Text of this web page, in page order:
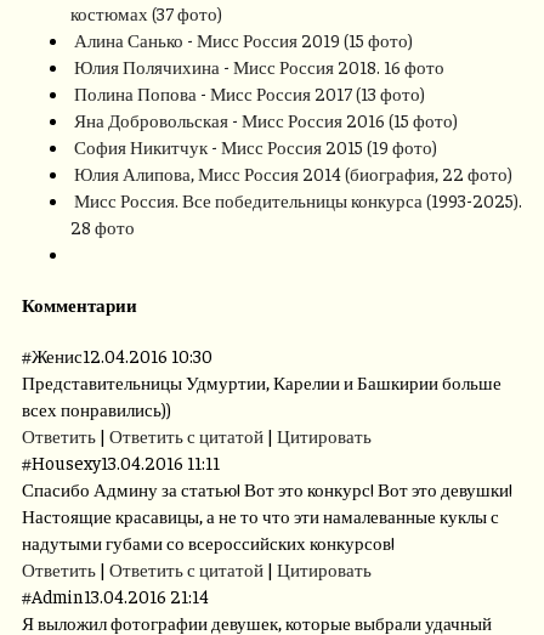
костюмах (37 фото)
Алина Санько - Мисс Россия 2019 (15 фото)
Юлия Полячихина - Мисс Россия 2018. 16 фото
Полина Попова - Мисс Россия 2017 (13 фото)
Яна Добровольская - Мисс Россия 2016 (15 фото)
София Никитчук - Мисс Россия 2015 (19 фото)
Юлия Алипова, Мисс Россия 2014 (биография, 22 фото)
Мисс Россия. Все победительницы конкурса (1993-2025).
28 фото
Комментарии
#Женис12.04.2016 10:30
Представительницы Удмуртии, Карелии и Башкирии больше
всех понравились))
Ответить | Ответить с цитатой | Цитировать
#Housexy13.04.2016 11:11
Спасибо Админу за статью! Вот это конкурс! Вот это девушки!
Настоящие красавицы, а не то что эти намалеванные куклы с
надутыми губами со всероссийских конкурсов!
Ответить | Ответить с цитатой | Цитировать
#Admin13.04.2016 21:14
Я выложил фотографии девушек, которые выбрали удачный